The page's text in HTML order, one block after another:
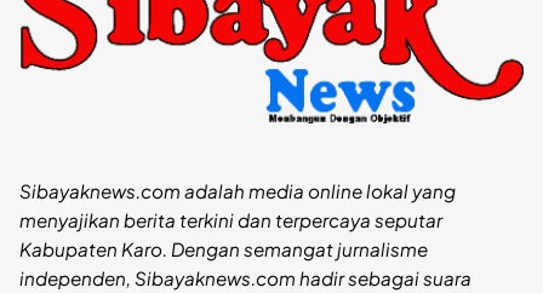
Sibayaknews.com adalah media online lokal yang
menyajikan berita terkini dan terpercaya seputar
Kabupaten Karo. Dengan semangat jurnalisme
independen, Sibayaknews.com hadir sebagai suara